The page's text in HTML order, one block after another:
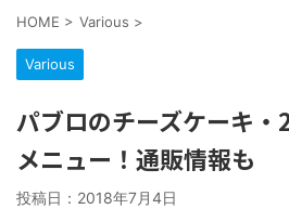
HOME > Various >
Various
パブロのチーズケーキ
メニュー！通販情報も
投稿日： 2018年7月4日